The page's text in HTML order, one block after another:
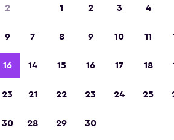
2023
2
9
16
23
30
1 2 3 4
7 8 9 10 11
14 15 16 17 18
21 22 23 24 25
28 29 30